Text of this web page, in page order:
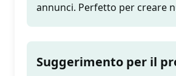
annunci. Perfetto per creare
Suggerimento per il